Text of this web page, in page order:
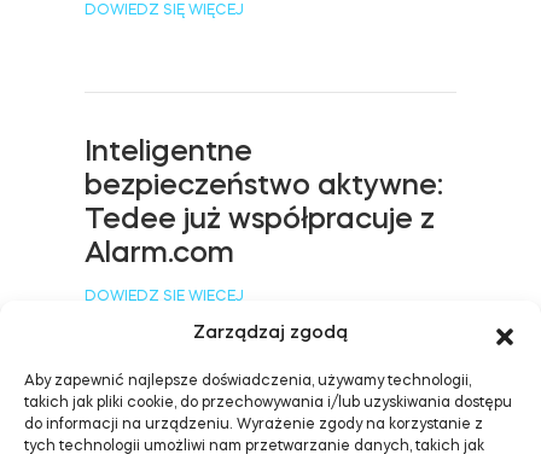
Zarządzaj zgodą
Aby zapewnić najlepsze doświadczenia, używamy technologii,
takich jak pliki cookie, do przechowywania i/lub uzyskiwania dostępu
do informacji na urządzeniu. Wyrażenie zgody na korzystanie z
tych technologii umożliwi nam przetwarzanie danych, takich jak
Tedee Dry Contact
Tedee GO2
DOWIEDZ SIĘ WIĘCEJ
Inteligentne
bezpieczeństwo aktywne:
Tedee już współpracuje z
Alarm.com
DOWIEDZ SIĘ WIĘCEJ
5 powodów, dla których